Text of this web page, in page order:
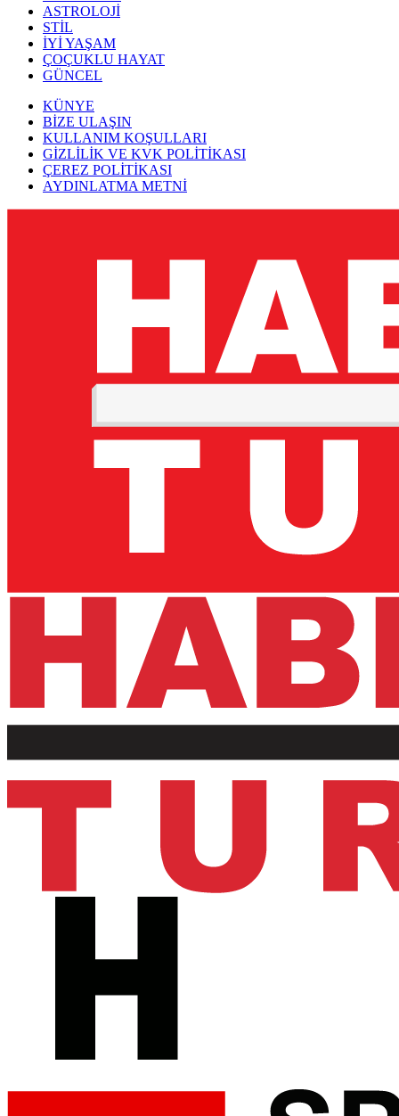
ASTROLOJİ
STİL
İYİ YAŞAM
ÇOÇUKLU HAYAT
GÜNCEL
KÜNYE
BİZE ULAŞIN
KULLANIM KOŞULLARI
GİZLİLİK VE KVK POLİTİKASI
ÇEREZ POLİTİKASI
AYDINLATMA METNİ